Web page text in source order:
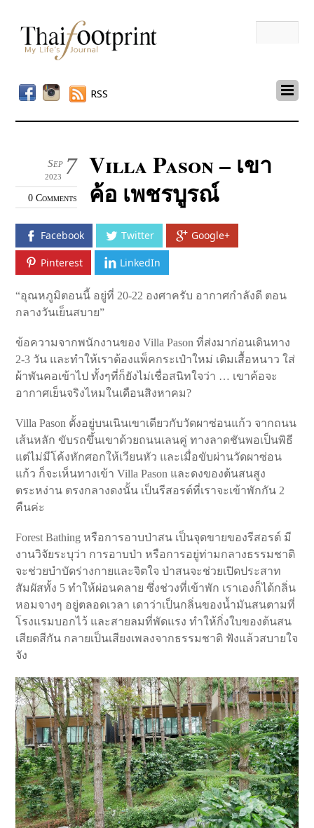
RSS
7
Sep
2023
0 Comments
Villa Pason – เขา
ค้อ เพชรบูรณ์
Facebook Twitter Google+
Pinterest LinkedIn
“อุณหภูมิตอนนี้ อยู่ที่ 20-22 องศาครับ อากาศกำลังดี ตอน
กลางวันเย็นสบาย”
ข้อความจากพนักงานของ Villa Pason ที่ส่งมาก่อนเดินทาง
2-3 วัน และทำให้เราต้องแพ็คกระเป๋าใหม่ เติมเสื้อหนาว ใส่
ผ้าพันคอเข้าไป ทั้งๆที่ก็ยังไม่เชื่อสนิทใจว่า … เขาค้อจะ
อากาศเย็นจริงไหมในเดือนสิงหาคม?
Villa Pason ตั้งอยู่บนเนินเขาเดียวกับวัดผาซ่อนแก้ว จากถนน
เส้นหลัก ขับรถขึ้นเขาด้วยถนนเลนคู่ ทางลาดชันพอเป็นพิธี
แต่ไม่มีโค้งหักศอกให้เวียนหัว และเมื่อขับผ่านวัดผาซ่อน
แก้ว ก็จะเห็นทางเข้า Villa Pason และดงของต้นสนสูง
ตระหง่าน ตรงกลางดงนั้น เป็นรีสอรต์ที่เราจะเข้าพักกัน 2
คืนค่ะ
Forest Bathing หรือการอาบป่าสน เป็นจุดขายของรีสอรต์ มี
งานวิจัยระบุว่า การอาบป่า หรือการอยู่ท่ามกลางธรรมชาติ
จะช่วยบำบัดร่างกายและจิตใจ ป่าสนจะช่วยเปิดประสาท
สัมผัสทั้ง 5 ทำให้ผ่อนคลาย ซึ่งช่วงที่เข้าพัก เราเองก็ได้กลิ่น
หอมจางๆ อยู่ตลอดเวลา เดาว่าเป็นกลิ่นของน้ำมันสนตามที่
โรงแรมบอกไว้ และสายลมที่พัดแรง ทำให้กิ่งใบของต้นสน
เสียดสีกัน กลายเป็นเสียงเพลงจากธรรมชาติ ฟังแล้วสบายใจ
จัง